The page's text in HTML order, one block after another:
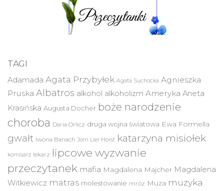
TAGI
Adamada Agata Przybyłek Agata Suchocka Agnieszka
Pruska Albatros alkohol alkoholizm Ameryka Aneta
Krasińska Augusta Docher boże narodzenie
choroba Daria Orlicz druga wojna światowa Ewa Formella
gwałt Iwona Banach Jorn Lier Horst katarzyna misiołek
komisarz lekarz lipcowe wyzwanie
przeczytanek mafia Magdalena Majcher Magdalena
Witkiewicz matras molestowanie mróz Muza muzyka